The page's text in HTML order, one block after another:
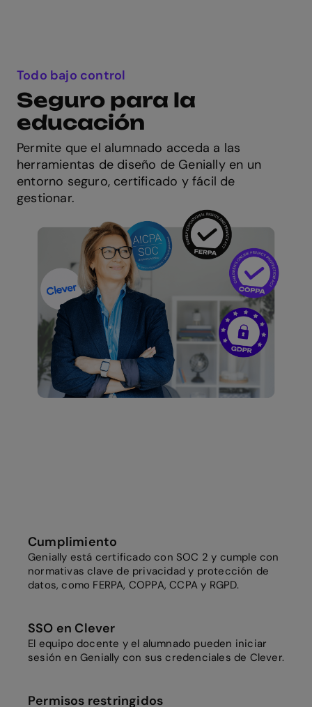
Todo bajo control
Seguro para la
educación
Permite que el alumnado acceda a las
herramientas de diseño de Genially en un
entorno seguro, certificado y fácil de
gestionar.
Cumplimiento
Genially está certificado con SOC 2 y cumple con
normativas clave de privacidad y protección de
datos, como FERPA, COPPA, CCPA y RGPD.
SSO en Clever
El equipo docente y el alumnado pueden iniciar
sesión en Genially con sus credenciales de Clever.
Permisos restringidos